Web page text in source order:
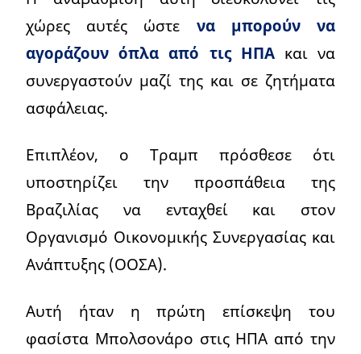
χώρες αυτές ώστε να μπορούν να
αγοράζουν όπλα από τις ΗΠΑκαι να
συνεργαστούν μαζί της και σε ζητήματα
ασφάλειας.
Επιπλέον, ο Τραμπ πρόσθεσε ότι
υποστηρίζει την προσπάθεια της
Βραζιλίας να ενταχθεί και στον
Οργανισμό Οικονομικής Συνεργασίας και
Ανάπτυξης (ΟΟΣΑ).
Αυτή ήταν η πρώτη επίσκεψη του
φασίστα Μπολσονάρο στις ΗΠΑ από την